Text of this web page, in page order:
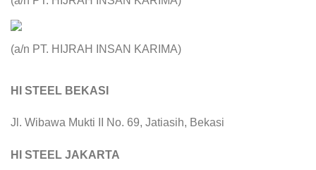
(a/n PT. HIJRAH INSAN KARIMA)
HI STEEL BEKASI
Jl. Wibawa Mukti II No. 69, Jatiasih, Bekasi
HI STEEL JAKARTA